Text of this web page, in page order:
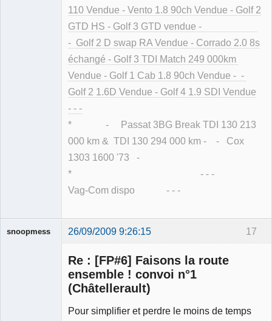
110 Vendue - Vento 1.8 90ch Vendue - Golf 2
GTD HS - Golf 3 GTD vendue -
- Golf 2 D swap RA Vendue - Corrado 2.0 8s
échangé - Golf 3 TDI Match 249 000km
Vendue - Golf 1 Cab 1.8 90ch Vendue - -
Golf 2 1.6D Vendue - Golf 4 1.9 SDI Vendue
- - -
* - Passat 3BG Break TDI 130 213
000 km & TDI 130 294 000 km - - Cox
1303 1600 '73 -
* - - -
Vag-Com dispo - - -
17
snoopmess 26/09/2009 9:26:15
Re : [FP#6] Faisons la route
ensemble ! convoi n°1
(Châtellerault)
Pour simplifier et perdre le moins de temps